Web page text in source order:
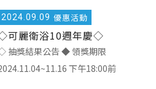
2024. 09.09 優惠活動
可麗衛浴10週年慶◇
抽獎結果公告 ◆ 領獎期限
下午18:00前